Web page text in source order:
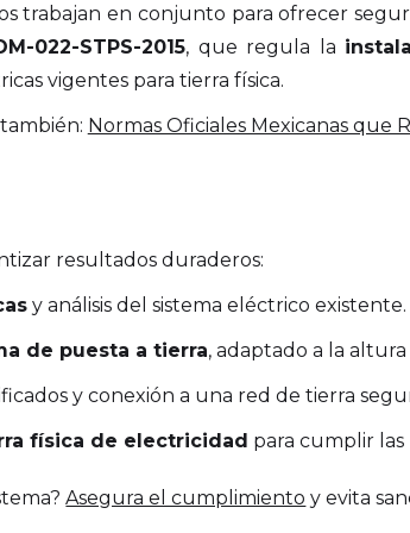
trabajan en conjunto para ofrecer
022-STPS-2015, que regula la
vigentes para tierra física.
Normas Oficiales Mexicanas que
resultados duraderos:
y análisis del sistema eléctrico existente.
de puesta a tierra, adaptado a la
y conexión a una red de tierra
física de electricidad para cumplir las
Asegura el cumplimiento y evita